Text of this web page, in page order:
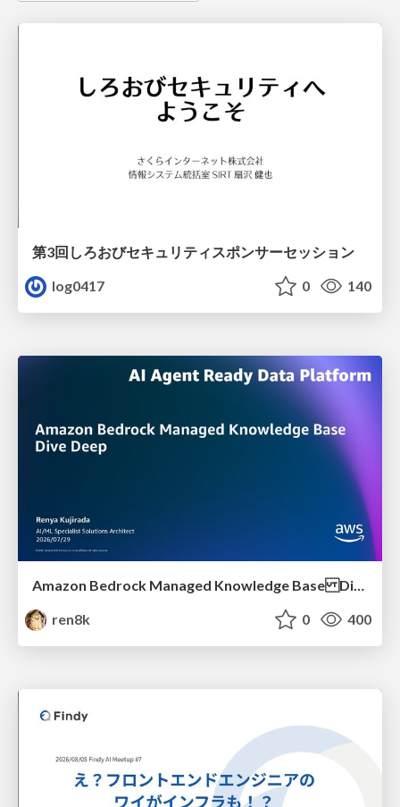
第3回しろおびセキュリティスポンサーセッション
log0417
0 140
ren8k
0 400